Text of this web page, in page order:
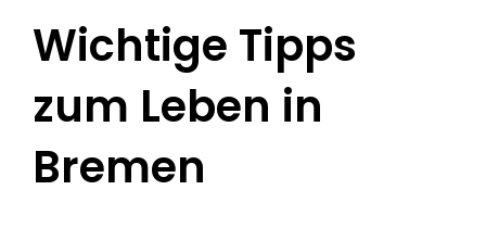
Wichtige Tipps
zum Leben in
Bremen